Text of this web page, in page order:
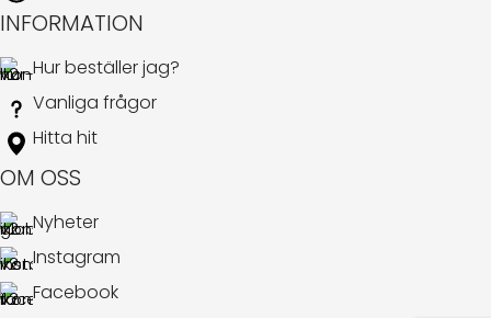
INFORMATION
Hur beställer jag?
Vanliga frågor
Hitta hit
OM OSS
Nyheter
Instagram
Facebook